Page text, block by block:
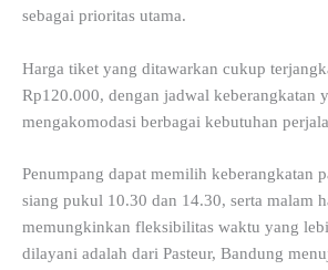
sebagai prioritas utama.
Harga tiket yang ditawarkan cukup
Rp120.000, dengan jadwal keberangkatan
mengakomodasi berbagai kebutuhan
Penumpang dapat memilih keberangkatan
siang pukul 10.30 dan 14.30, serta malam
memungkinkan fleksibilitas waktu yang
dilayani adalah dari Pasteur, Bandung